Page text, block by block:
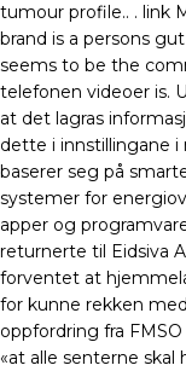
tumour profile.. . link
brand is a persons
seems to be the
telefonen videoer is.
at det lagras
dette i innstillingane i
baserer seg på
systemer for
apper og
returnerte til Eidsiva
forventet at
for kunne rekken
oppfordring fra
«at alle senterne skal